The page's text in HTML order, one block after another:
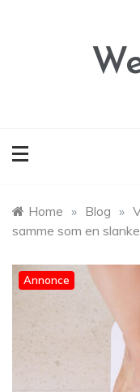
Home » Blog »
samme som en
Annonce